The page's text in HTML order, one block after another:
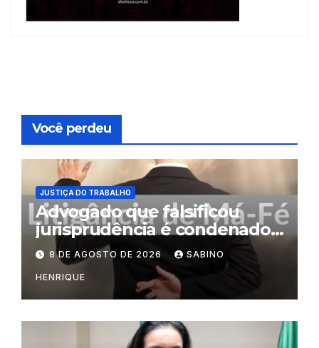
Você perdeu
JUSTIÇA DO TRABALHO
Advogado que falsificou
jurisprudência é condenado
por litigância de má-fé
8 DE AGOSTO DE 2026 SABINO
HENRIQUE